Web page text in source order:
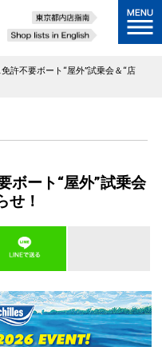
許不要ボート“屋外”試乗会＆“店
ボート“屋外”試乗会
せ！